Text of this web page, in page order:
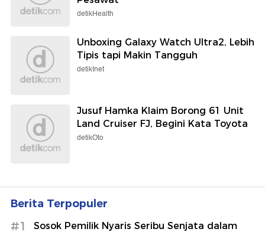
detikHealth
Unboxing Galaxy Watch Ultra2, Lebih
Tipis tapi Makin Tangguh
detikInet
Jusuf Hamka Klaim Borong 61 Unit
Land Cruiser FJ, Begini Kata Toyota
detikOto
Berita Terpopuler
#1
Sosok Pemilik Nyaris Seribu Senjata dalam